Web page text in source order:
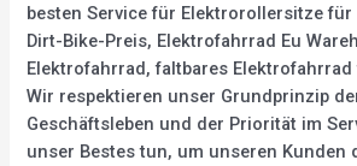
besten Service für Elektrorollersitze für
Dirt-Bike-Preis, Elektrofahrrad Eu
Elektrofahrrad, faltbares Elektrofahrrad
Wir respektieren unser Grundprinzip
Geschäftsleben und der Priorität im
unser Bestes tun, um unseren Kunden